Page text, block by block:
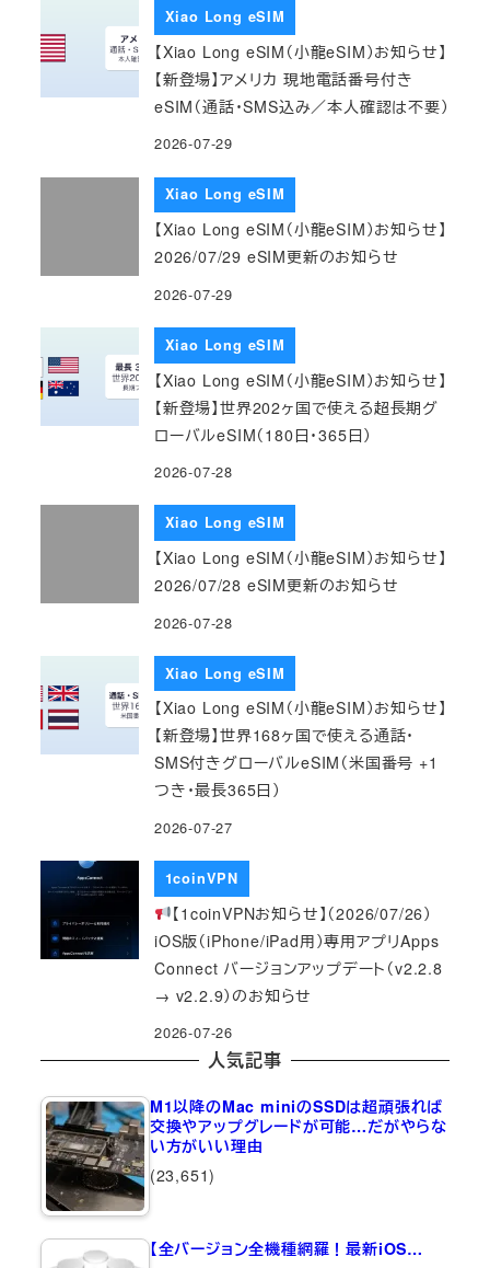
Xiao Long eSIM
【Xiao Long eSIM（小龍eSIM）お知らせ】
【新登場】アメリカ 現地電話番号付き
eSIM（通話・SMS込み／本人確認は不要）
2026-07-29
Xiao Long eSIM
【Xiao Long eSIM（小龍eSIM）お知らせ】
2026/07/29 eSIM更新のお知らせ
2026-07-29
Xiao Long eSIM
【Xiao Long eSIM（小龍eSIM）お知らせ】
【新登場】世界202ヶ国で使える超長期グ
ローバルeSIM（180日・365日）
2026-07-28
Xiao Long eSIM
【Xiao Long eSIM（小龍eSIM）お知らせ】
2026/07/28 eSIM更新のお知らせ
2026-07-28
Xiao Long eSIM
【Xiao Long eSIM（小龍eSIM）お知らせ】
【新登場】世界168ヶ国で使える通話・
SMS付きグローバルeSIM（米国番号 +1
つき・最長365日）
2026-07-27
1coinVPN
【1coinVPNお知らせ】（2026/07/26）
iOS版（iPhone/iPad用）専用アプリApps
Connect バージョンアップデート（v2.2.8
→ v2.2.9）のお知らせ
2026-07-26
人気記事
M1以降のMac miniのSSDは超頑張れば
交換やアップグレードが可能…だがやらな
い方がいい理由
(23,651)
【全バージョン全機種網羅！最新iOS…